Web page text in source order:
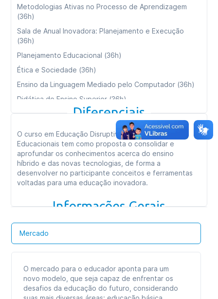
Metodologias Ativas no Processo de Aprendizagem
(36h)
Sala de Anual Inovadora: Planejamento e Execução
(36h)
Planejamento Educacional (36h)
Ética e Sociedade (36h)
Ensino da Linguagem Mediado pelo Computador (36h)
Didática do Ensino Superior (36h)
Processos Cognitivos e Aprendizagem (36h)
Consultoria e Empreendedorismo (36h)
Ambientes Virtuais de Aprendizagem e Design
Instrucional (36h)
Carga horária total:360h
Formato das aulas:Aulas online
Diferenciais
O curso em Educação Disruptiva e Tecnologias
Educacionais tem como proposta o consolidar e
aprofundar os conhecimentos acerca do ensino
híbrido e das novas tecnologias, de forma a
desenvolver no participante conceitos e ferramentas
voltadas para uma educação inovadora.
Informações Gerais
Mercado
O mercado para o educador aponta para um
novo modelo, que seja capaz de enfrentar os
desafios da educação do futuro, considerando